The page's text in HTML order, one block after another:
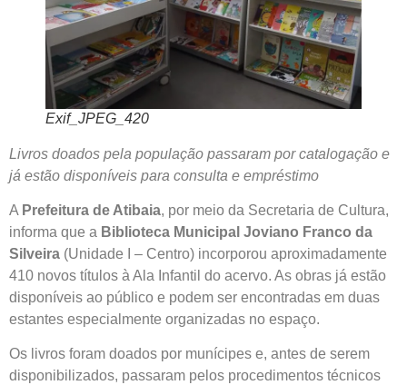
Exif_JPEG_420
Livros doados pela população passaram por catalogação e
já estão disponíveis para consulta e empréstimo
A Prefeitura de Atibaia, por meio da Secretaria de Cultura,
informa que a Biblioteca Municipal Joviano Franco da
Silveira (Unidade I – Centro) incorporou aproximadamente
410 novos títulos à Ala Infantil do acervo. As obras já estão
disponíveis ao público e podem ser encontradas em duas
estantes especialmente organizadas no espaço.
Os livros foram doados por munícipes e, antes de serem
disponibilizados, passaram pelos procedimentos técnicos